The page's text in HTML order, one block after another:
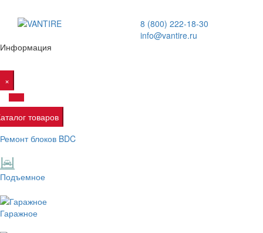
8 (800) 222-18-30
info@vantire.ru
Информация
×
товаров
Ремонт блоков BDC
Подъемное
Гаражное